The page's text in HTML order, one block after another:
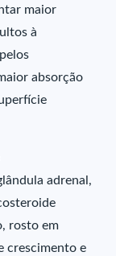
maior
à
absorção
adrenal,
rosto em
crescimento e